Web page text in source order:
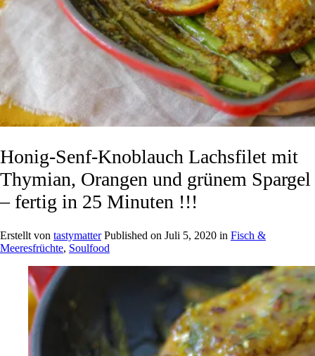
Honig-Senf-Knoblauch Lachsfilet mit
Thymian, Orangen und grünem Spargel
– fertig in 25 Minuten !!!
Erstellt von tastymatter Published on Juli 5, 2020 in Fisch &
Meeresfrüchte, Soulfood